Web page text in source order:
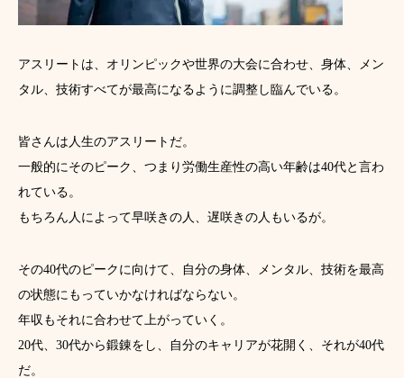
アスリートは、オリンピックや世界の大会に合わせ、身体、メン
タル、技術すべてが最高になるように調整し臨んでいる。
皆さんは人生のアスリートだ。
一般的にそのピーク、つまり労働生産性の高い年齢は40代と言わ
れている。
もちろん人によって早咲きの人、遅咲きの人もいるが。
その40代のピークに向けて、自分の身体、メンタル、技術を最高
の状態にもっていかなければならない。
年収もそれに合わせて上がっていく。
20代、30代から鍛錬をし、自分のキャリアが花開く、それが40代
だ。